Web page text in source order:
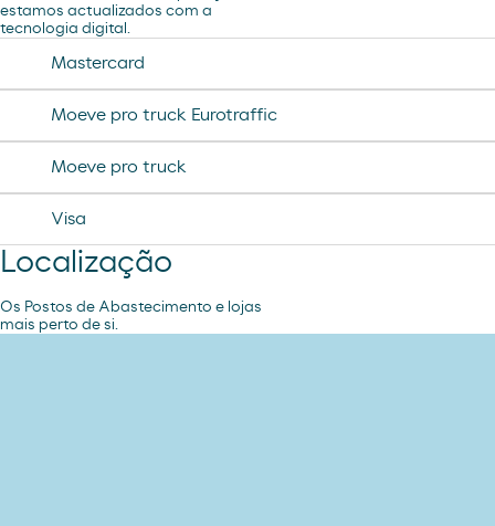
estamos actualizados com a
tecnologia digital.
Mastercard
Moeve pro truck Eurotraffic
Moeve pro truck
Visa
Localização
Os Postos de Abastecimento e lojas
mais perto de si.